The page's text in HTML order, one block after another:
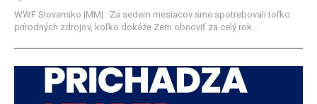
WWF Slovensko |MM| Za sedem mesiacov sme spotrebovali toľko
prírodných zdrojov, koľko dokáže Zem obnoviť za celý rok....